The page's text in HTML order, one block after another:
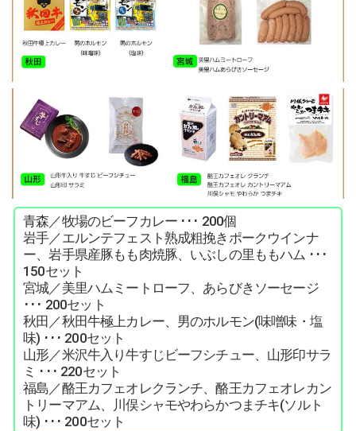
青森／牧場のビーフカレー ･･･ 200個
岩手／エルンテフェスト熟成粗挽きポークウインナ
ー、岩手県産豚もも肉焼豚、いぶしの里ももハム ･･･
150セット
宮城／美里ハムミートローフ、あらびきソーセージ
･･･ 200セット
秋田／秋田牛極上カレー、男のホルモン(味噌味・塩
味) ･･･ 200セット
山形／米沢牛入り牛すじビーフシチュー、山形印サラ
ミ ･･･ 220セット
福島／酪王カフェオレクランチ、酪王カフェオレカン
トリーマアム、川俣シャモやわらかつまチキ(ソルト
味) ･･･ 200セット